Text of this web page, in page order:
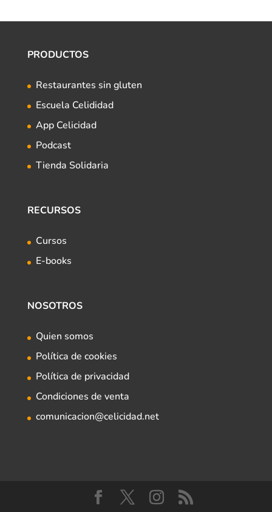
PRODUCTOS
Restaurantes sin gluten
Escuela Celididad
App Celicidad
Podcast
Tienda Solidaria
RECURSOS
Cursos
E-books
NOSOTROS
Quien somos
Política de cookies
Política de privacidad
Condiciones de venta
comunicacion@celicidad.net